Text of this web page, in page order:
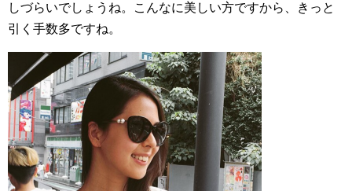
しづらいでしょうね。こんなに美しい方ですから、きっと
引く手数多ですね。